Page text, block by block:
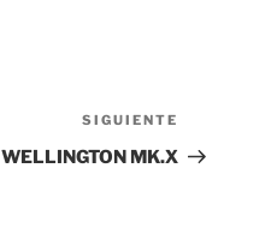
entrada
SIGUIENTE
WELLINGTON MK.X